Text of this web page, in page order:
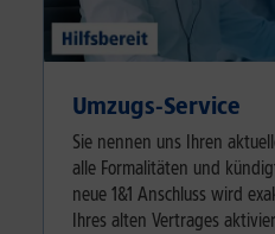
Umzugs-Service
Sie nennen uns Ihren
alle Formalitäten und
neue 1&1 Anschluss wird
Ihres alten Vertrages